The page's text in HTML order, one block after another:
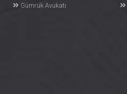
Gümrük Avukatı